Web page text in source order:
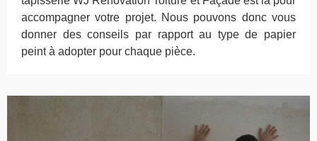
accompagner votre projet. Nous pouvons donc vous
donner des conseils par rapport au type de papier
peint à adopter pour chaque pièce.